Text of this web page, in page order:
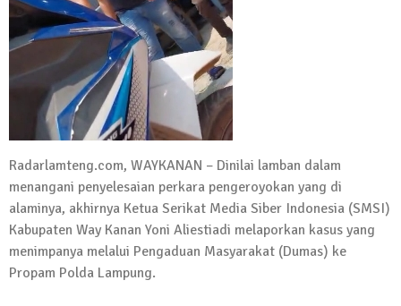
News Flash
Maling Jebol Plafon Konter HP di
Rumbia, Pelaku Ditangkap di Lamtim
26 Juli 2025 | 10:33
News Flash
Kejari Geledah Kantor Disporapar
Lamteng Terkait Dugaan Korupsi Dana
Hibah Koni
16 Oktober 2024 | 05:27
News Flash
Berikut Jadwal Debat Kandidat Cabup-
Cawabup Lampung Tengah
13 Oktober 2024 | 12:22
Radarlamteng.com, WAYKANAN – Dinilai lamban dalam
menangani penyelesaian perkara pengeroyokan yang di
alaminya, akhirnya Ketua Serikat Media Siber Indonesia (SMSI)
Kabupaten Way Kanan Yoni Aliestiadi melaporkan kasus yang
menimpanya melalui Pengaduan Masyarakat (Dumas) ke
Propam Polda Lampung.